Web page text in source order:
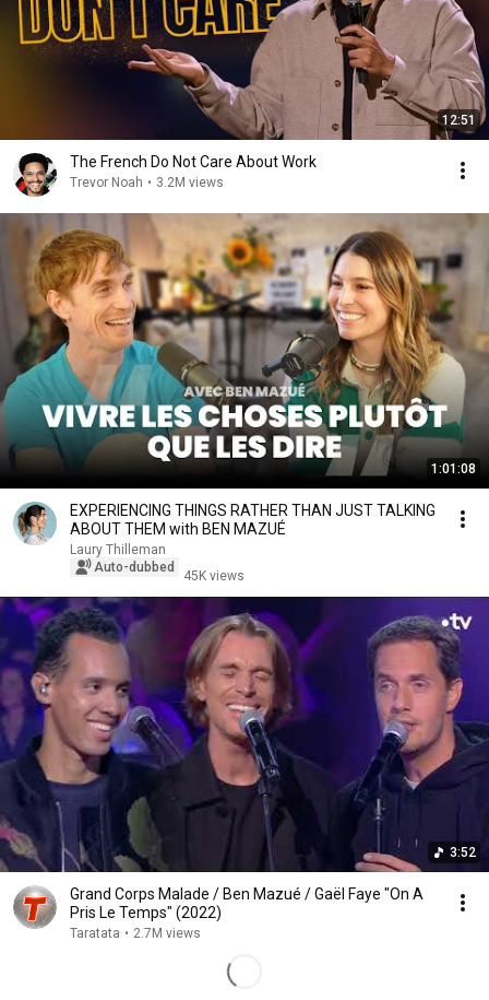
12:51
The French Do Not Care About Work
Trevor Noah • 3.2M views
1:01:08
EXPERIENCING THINGS RATHER THAN JUST TALKING
ABOUT THEM with BEN MAZUÉ
Laury Thilleman
Auto-dubbed
45K views
3:52
Grand Corps Malade / Ben Mazué / Gaël Faye "On A
Pris Le Temps" (2022)
Taratata • 2.7M views